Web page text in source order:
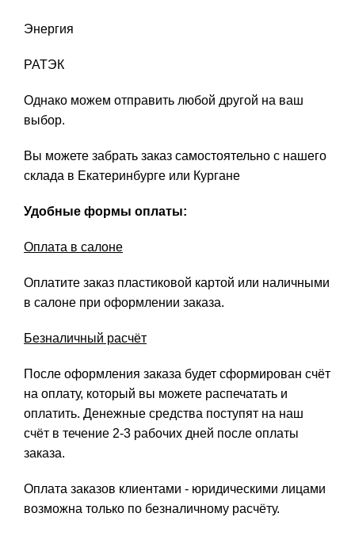
Энергия
РАТЭК
Однако можем отправить любой другой на ваш
выбор.
Вы можете забрать заказ самостоятельно с нашего
склада в Екатеринбурге или Кургане
Удобные формы оплаты:
Оплата в салоне
Оплатите заказ пластиковой картой или наличными
в салоне при оформлении заказа.
Безналичный расчёт
После оформления заказа будет сформирован счёт
на оплату, который вы можете распечатать и
оплатить. Денежные средства поступят на наш
счёт в течение 2-3 рабочих дней после оплаты
заказа.
Оплата заказов клиентами - юридическими лицами
возможна только по безналичному расчёту.